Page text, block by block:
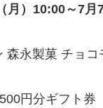
月）10:00～7月7
森永製菓 チョコ
円分ギフト